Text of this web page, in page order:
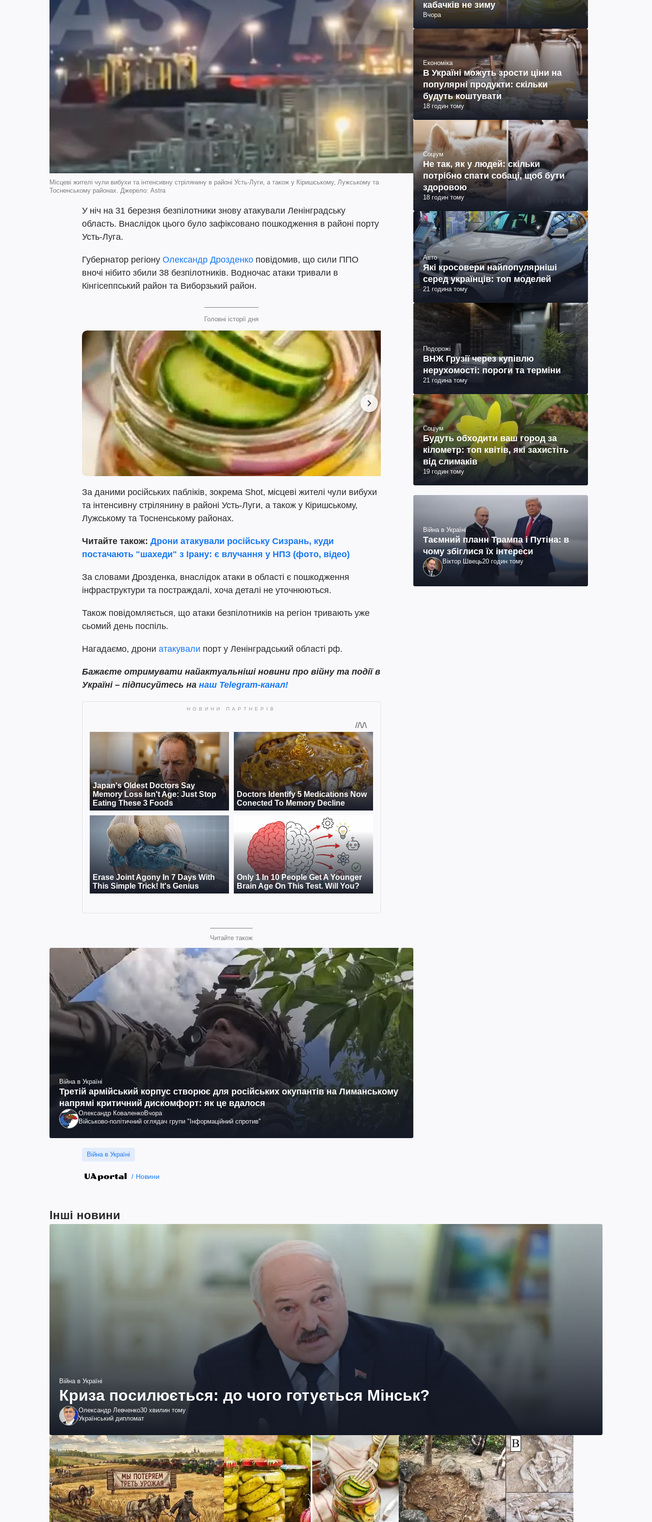
Місцеві жителі чули вибухи та інтенсивну стрілянину в районі Усть-Луги, а також у Кіришському, Лужському та
Тосненському районах. Джерело: Astra
У ніч на 31 березня безпілотники знову атакували Ленінградську
область. Внаслідок цього було зафіксовано пошкодження в районі порту
Усть-Луга.
Губернатор регіону Олександр Дрозденко повідомив, що сили ППО
вночі нібито збили 38 безпілотників. Водночас атаки тривали в
Кінгісеппський район та Виборзький район.
Головні історії дня
За даними російських пабліків, зокрема Shot, місцеві жителі чули вибухи
та інтенсивну стрілянину в районі Усть-Луги, а також у Кіришському,
Лужському та Тосненському районах.
Читайте також: Дрони атакували російську Сизрань, куди
постачають "шахеди" з Ірану: є влучання у НПЗ (фото, відео)
За словами Дрозденка, внаслідок атаки в області є пошкодження
інфраструктури та постраждалі, хоча деталі не уточнюються.
Також повідомляється, що атаки безпілотників на регіон тривають уже
сьомий день поспіль.
Нагадаємо, дрони атакували порт у Ленінградський області рф.
Бажаєте отримувати найактуальніші новини про війну та події в
Україні – підписуйтесь на наш Telegram-канал!
Читайте також
Війна в Україні
Третій армійський корпус створює для російських окупантів на Лиманському
напрямі критичний дискомфорт: як це вдалося
Олександр КоваленкоВчора
Військово-політичний оглядач групи "Інформаційний спротив"
Війна в Україні
Новини
кабачків не зиму
Вчора
Економіка
В Україні можуть зрости ціни на
популярні продукти: скільки
будуть коштувати
18 годин тому
Соціум
Не так, як у людей: скільки
потрібно спати собаці, щоб бути
здоровою
18 годин тому
Авто
Які кросовери найпопулярніші
серед українців: топ моделей
21 година тому
Подорожі
ВНЖ Грузії через купівлю
нерухомості: пороги та терміни
21 година тому
Соціум
Будуть обходити ваш город за
кілометр: топ квітів, які захистіть
від слимаків
19 годин тому
Війна в Україні
Таємний планн Трампа і Путіна: в
чому збіглися їх інтереси
Віктор Швець20 годин тому
Інші новини
Війна в Україні
Криза посилюється: до чого готується Мінськ?
Олександр Левченко30 хвилин тому
Український дипломат